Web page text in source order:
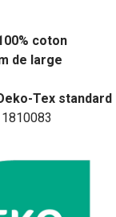
coton
de large
Tex standard